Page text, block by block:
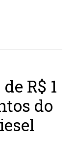
R$ 1
do